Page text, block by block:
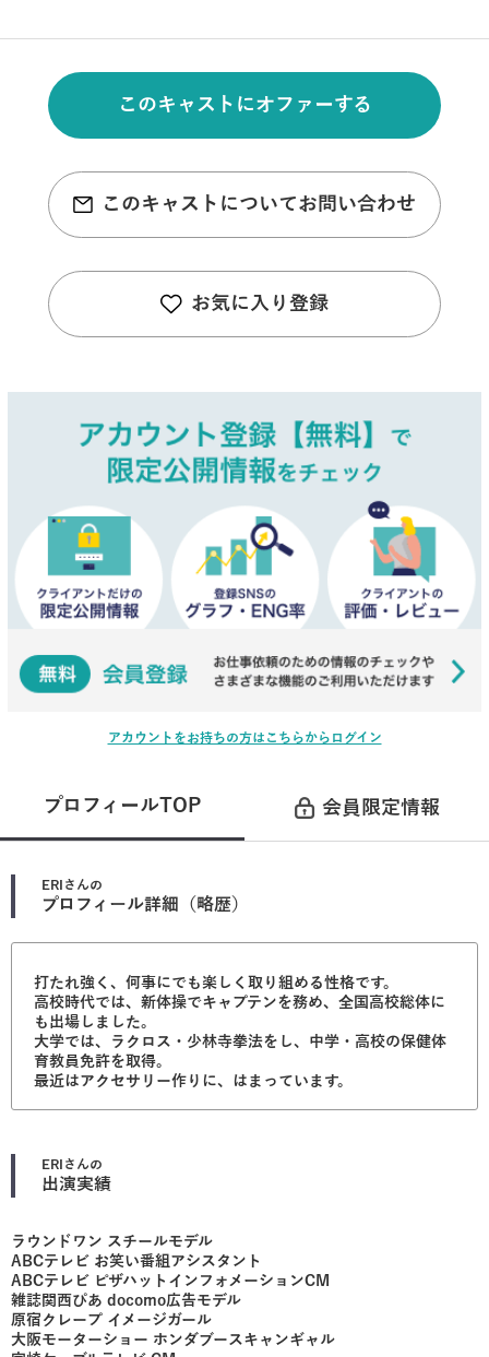
このキャストにオファーする
このキャストについてお問い合わせ
お気に入り登録
アカウントをお持ちの方はこちらからログイン
プロフィールTOP 会員限定情報
ERI さんの
プロフィール詳細（略歴）
打たれ強く、何事にでも楽しく取り組める性格です。
高校時代では、新体操でキャプテンを務め、全国高校総体に
も出場しました。
大学では、ラクロス・少林寺拳法をし、中学・高校の保健体
育教員免許を取得。
最近はアクセサリー作りに、はまっています。
ERI さんの
出演実績
ラウンドワン スチールモデル
ABCテレビ お笑い番組アシスタント
ABCテレビ ピザハットインフォメーションCM
雑誌関西ぴあ docomo広告モデル
原宿クレープ イメージガール
大阪モーターショー ホンダブースキャンギャル